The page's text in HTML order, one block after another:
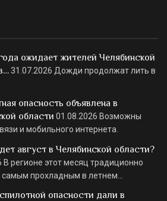
ожидает жителей Челябинской
31.07.2026 Дожди продолжат лить в
опасность объявлена в
области 01.08.2026 Возможны
и мобильного интернета.
август в Челябинской области?
В регионе этот месяц традиционно
самым прохладным в летнем…
опасности дали в